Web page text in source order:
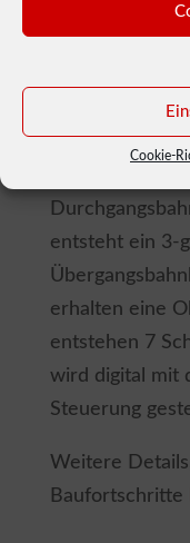
Cookie-
In unserem
H0-
und 4 zum
entsteht ein 3-
erhalten eine
entstehen 7
wird digital mit
Steuerung
Weitere
Baufortschritte